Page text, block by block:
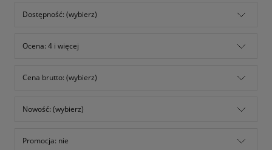
Dostępność: (wybierz)
Ocena: 4 i więcej
Cena brutto: (wybierz)
Nowość: (wybierz)
Promocja: nie